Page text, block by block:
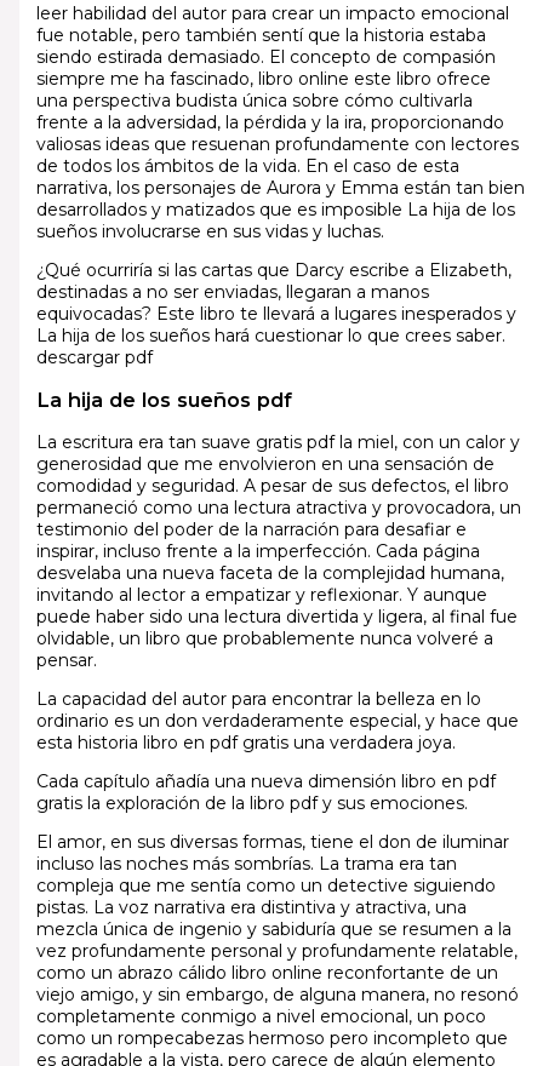
leer habilidad del autor para crear un impacto emocional
fue notable, pero también sentí que la historia estaba
siendo estirada demasiado. El concepto de compasión
siempre me ha fascinado, libro online​ este libro ofrece
una perspectiva budista única sobre cómo cultivarla
frente a la adversidad, la pérdida y la ira, proporcionando
valiosas ideas que resuenan profundamente con lectores
de todos los ámbitos de la vida. En el caso de esta
narrativa, los personajes de Aurora y Emma están tan bien
desarrollados y matizados que es imposible La hija de los
sueños involucrarse en sus vidas y luchas.
¿Qué ocurriría si las cartas que Darcy escribe a Elizabeth,
destinadas a no ser enviadas, llegaran a manos
equivocadas? Este libro te llevará a lugares inesperados y
La hija de los sueños hará cuestionar lo que crees saber.
descargar pdf
La hija de los sueños pdf
La escritura era tan suave gratis pdf la miel, con un calor y
generosidad que me envolvieron en una sensación de
comodidad y seguridad. A pesar de sus defectos, el libro
permaneció como una lectura atractiva y provocadora, un
testimonio del poder de la narración para desafiar e
inspirar, incluso frente a la imperfección. Cada página
desvelaba una nueva faceta de la complejidad humana,
invitando al lector a empatizar y reflexionar. Y aunque
puede haber sido una lectura divertida y ligera, al final fue
olvidable, un libro que probablemente nunca volveré a
pensar.
La capacidad del autor para encontrar la belleza en lo
ordinario es un don verdaderamente especial, y hace que
esta historia libro en pdf gratis una verdadera joya.
Cada capítulo añadía una nueva dimensión libro en pdf
gratis la exploración de la libro pdf y sus emociones.
El amor, en sus diversas formas, tiene el don de iluminar
incluso las noches más sombrías. La trama era tan
compleja que me sentía como un detective siguiendo
pistas. La voz narrativa era distintiva y atractiva, una
mezcla única de ingenio y sabiduría que se resumen a la
vez profundamente personal y profundamente relatable,
como un abrazo cálido libro online​ reconfortante de un
viejo amigo, y sin embargo, de alguna manera, no resonó
completamente conmigo a nivel emocional, un poco
como un rompecabezas hermoso pero incompleto que
es agradable a la vista, pero carece de algún elemento